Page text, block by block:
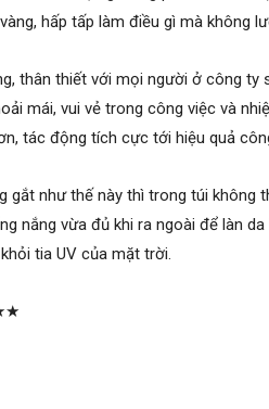
hấp tấp làm điều gì mà không
thân thiết với mọi người ở công ty
mái, vui vẻ trong công việc và
tác động tích cực tới hiệu quả
gắt như thế này thì trong túi không
nắng vừa đủ khi ra ngoài để làn
tia UV của mặt trời.